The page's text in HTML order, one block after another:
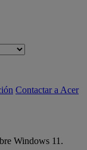
Contactar a Acer
Windows 11.